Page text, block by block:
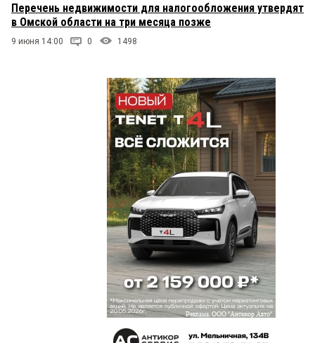
Перечень недвижимости для налогообложения утвердят
в Омской области на три месяца позже
9 июня 14:00 0 1498